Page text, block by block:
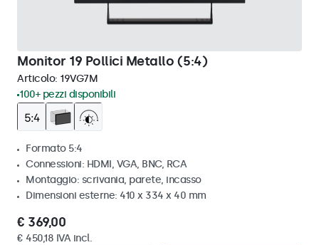
Monitor 19 Pollici Metallo (5:4)
Articolo: 19VG7M
100+ pezzi disponibili
Formato 5:4
Connessioni: HDMI, VGA, BNC, RCA
Montaggio: scrivania, parete, incasso
Dimensioni esterne: 410 x 334 x 40 mm
€ 369,00
€ 450,18 IVA incl.